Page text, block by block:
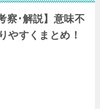
察･解説】意味不
やすくまとめ！